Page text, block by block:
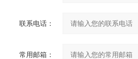
联系电话：
常用邮箱：